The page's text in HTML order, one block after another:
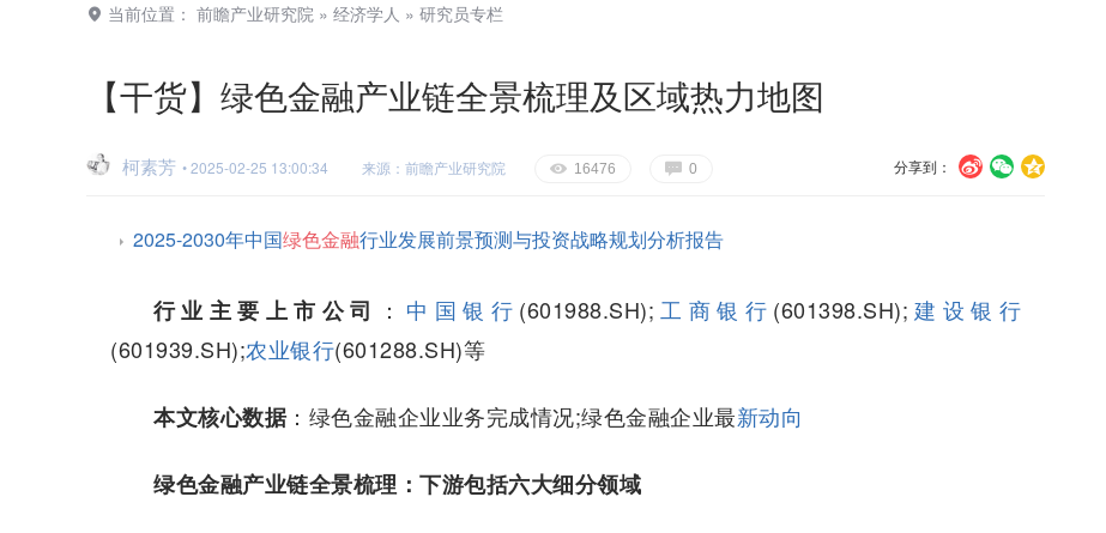
当前位置： 前瞻产业研究院 » 经济学人 » 研究员专栏
【干货】绿色金融产业链全景梳理及区域热力地图
U V c
分享到：
柯素芳 • 2025-02-25 13:00:34 来源：前瞻产业研究院 E 16476 G 0
2025-2030年中国绿色金融行业发展前景预测与投资战略规划分析报告
行业主要上市公司 ： 中国银行 (601988.SH); 工商银行 (601398.SH); 建设银行
(601939.SH);农业银行(601288.SH)等
本文核心数据：绿色金融企业业务完成情况;绿色金融企业最新动向
绿色金融产业链全景梳理：下游包括六大细分领域